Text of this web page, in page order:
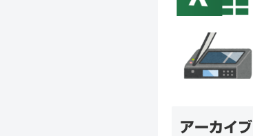
アーカイブ